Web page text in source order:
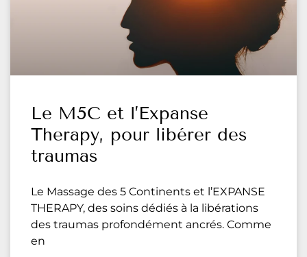
Le M5C et l’Expanse
Therapy, pour libérer des
traumas
Le Massage des 5 Continents et l’EXPANSE
THERAPY, des soins dédiés à la libérations
des traumas profondément ancrés. Comme
en